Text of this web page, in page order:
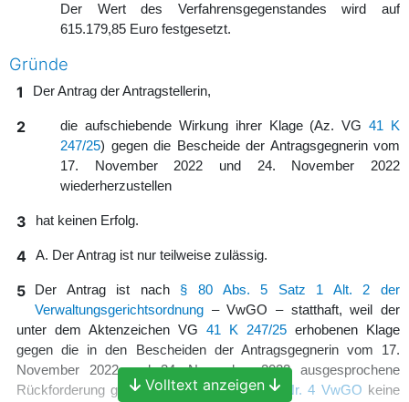
Der Wert des Verfahrensgegenstandes wird auf
615.179,85 Euro festgesetzt.
Gründe
1 Der Antrag der Antragstellerin,
2 die aufschiebende Wirkung ihrer Klage (Az. VG41 K
247/25) gegen die Bescheide der Antragsgegnerin vom
17. November 2022 und 24. November 2022
wiederherzustellen
3 hat keinen Erfolg.
4 A. Der Antrag ist nur teilweise zulässig.
5 Der Antrag ist nach § 80 Abs. 5 Satz 1 Alt. 2 der
Verwaltungsgerichtsordnung – VwGO – statthaft, weil der
unter dem Aktenzeichen VG 41 K 247/25 erhobenen Klage
gegen die in den Bescheiden der Antragsgegnerin vom 17.
November 2022 und 24. November 2022 ausgesprochene
Rückforderung gemäß§ 80 Abs. 2 Satz 1 Nr. 4 VwGO keine
Volltext anzeigen